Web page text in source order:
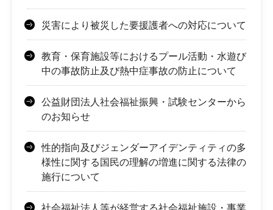
災害により被災した要援護者への対応について
教育・保育施設等におけるプール活動・水遊び
中の事故防止及び熱中症事故の防止について
公益財団法人社会福祉振興・試験センターから
のお知らせ
性的指向及びジェンダーアイデンティティの多
様性に関する国民の理解の増進に関する法律の
施行について
社会福祉法人等が経営する社会福祉施設・事業